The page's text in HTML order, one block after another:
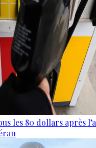
les 80 dollars après